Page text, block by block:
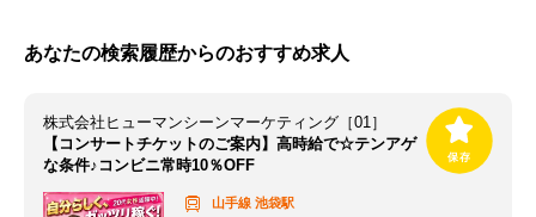
あなたの検索履歴からのおすすめ求人
株式会社ヒューマンシーンマーケティング［01］
【コンサートチケットのご案内】高時給で☆テンアゲ
な条件♪コンビニ常時10％OFF
山手線 池袋駅